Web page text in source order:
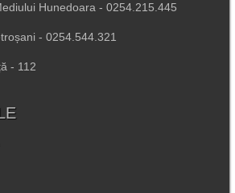
Hunedoara - 0254.215.445
- 0254.544.321
- 112